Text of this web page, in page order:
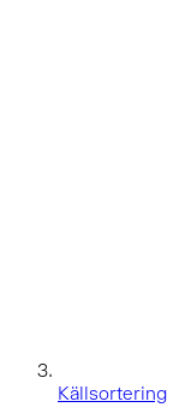
Källsortering